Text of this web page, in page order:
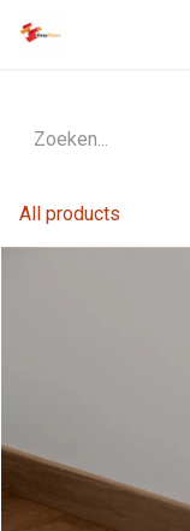
All products